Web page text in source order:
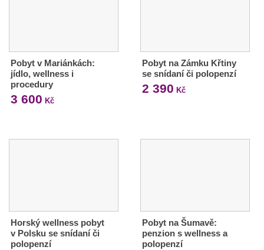
Pobyt v Mariánkách:
jídlo, wellness i
procedury
3 600 Kč
Pobyt na Zámku Křtiny
se snídaní či polopenzí
2 390 Kč
Horský wellness pobyt
v Polsku se snídaní či
polopenzí
Pobyt na Šumavě:
penzion s wellness a
polopenzí